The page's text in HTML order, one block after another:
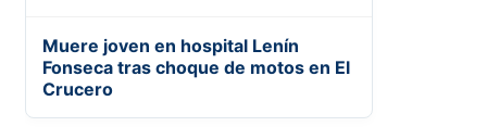
Muere joven en hospital Lenín
Fonseca tras choque de motos en El
Crucero